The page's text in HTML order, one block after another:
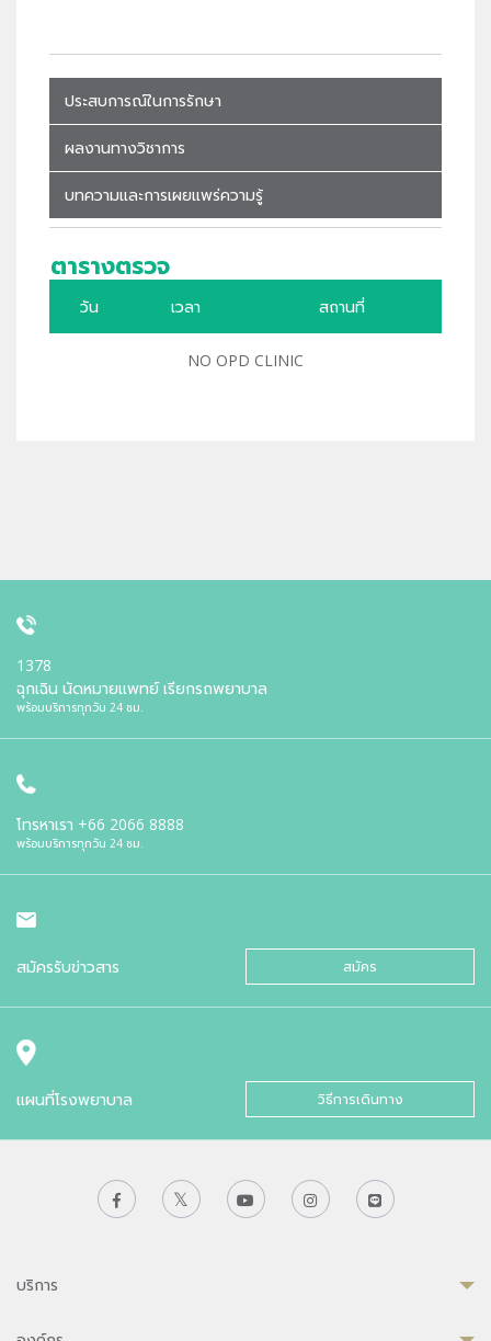
ประสบการณ์ในการรักษา
ผลงานทางวิชาการ
บทความและการเผยแพร่ความรู้
ตารางตรวจ
วัน เวลา สถานที่
NO OPD CLINIC
1378
ฉุกเฉิน นัดหมายแพทย์ เรียกรถพยาบาล
พร้อมบริการทุกวัน 24 ชม.
โทรหาเรา +66 2066 8888
พร้อมบริการทุกวัน 24 ชม.
สมัครรับข่าวสาร สมัคร
แผนที่โรงพยาบาล วิธีการเดินทาง
บริการ